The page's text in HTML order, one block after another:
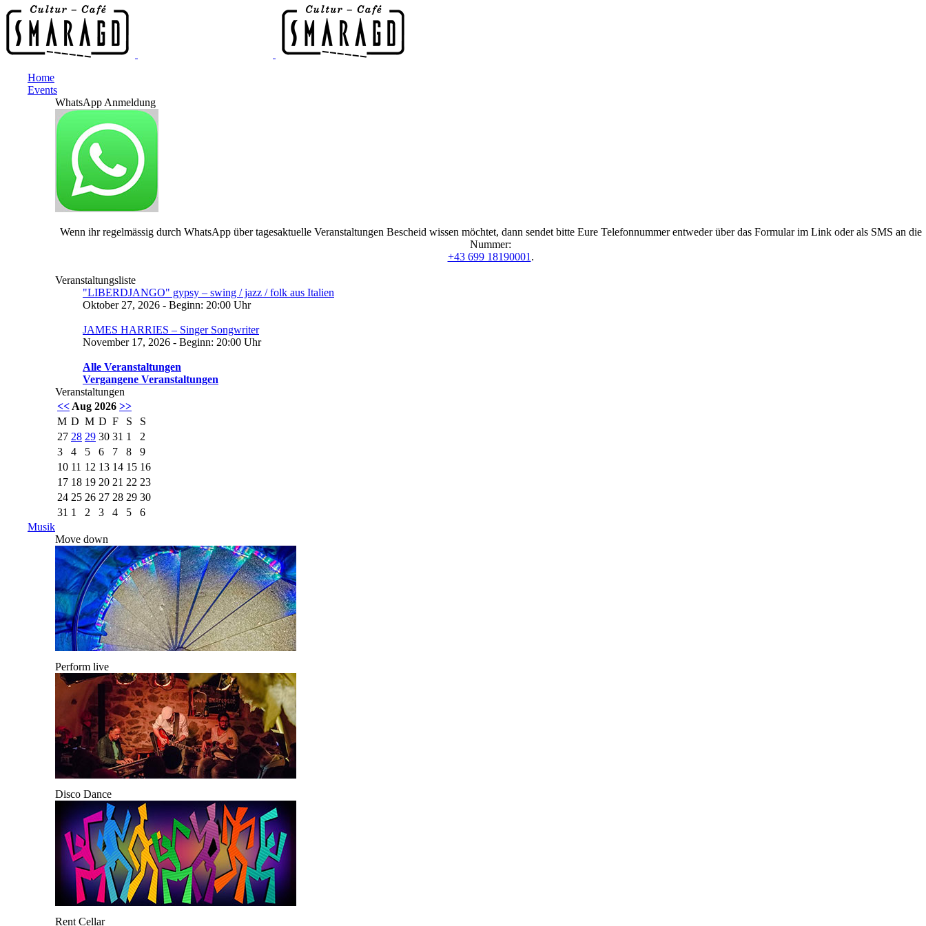
Home
Events
WhatsApp Anmeldung
Wenn ihr regelmässig durch WhatsApp über tagesaktuelle Veranstaltungen Bescheid wissen möchtet, dann sendet bitte Eure Telefonnummer entweder über das Formular im Link oder als SMS an die
Nummer:
+43 699 18190001 .
Veranstaltungsliste
"LIBERDJANGO" gypsy – swing / jazz / folk aus Italien
Oktober 27, 2026 - Beginn: 20:00 Uhr
JAMES HARRIES – Singer Songwriter
November 17, 2026 - Beginn: 20:00 Uhr
Alle Veranstaltungen
Vergangene Veranstaltungen
Veranstaltungen
<< Aug 2026 >>
M D M D F S
S
27 28 29 30 31 1
2
3
4 5 6 7 8
9
10 11 12 13 14 15 16
17 18 19 20 21 22 23
24 25 26 27 28 29 30
31 1 2 3 4 5
6
Musik
Move down
Perform live
Disco Dance
Rent Cellar